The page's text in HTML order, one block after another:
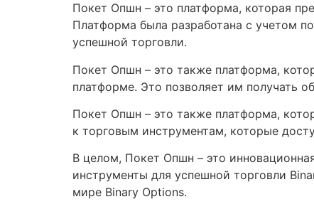
Покет Опшн – это платформа, которая
Платформа была разработана с учетом
успешной торговли.
Покет Опшн – это также платформа,
платформе. Это позволяет им получать
Покет Опшн – это также платформа,
к торговым инструментам, которые
В целом, Покет Опшн – это
инструменты для успешной торговли
мире Binary Options.